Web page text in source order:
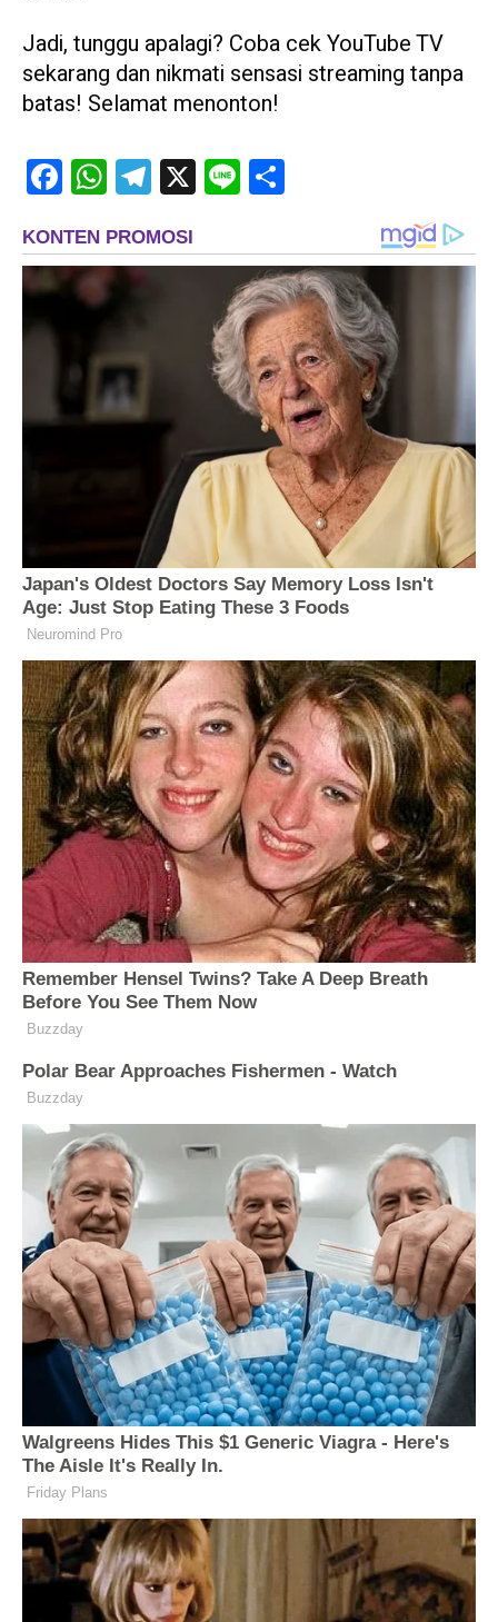
Jadi, tunggu apalagi? Coba cek YouTube TV
sekarang dan nikmati sensasi streaming tanpa
batas! Selamat menonton!
FacebookWhatsAppTelegram
X Line